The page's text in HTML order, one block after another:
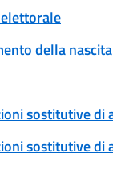
della nascita
sostitutive
sostitutive